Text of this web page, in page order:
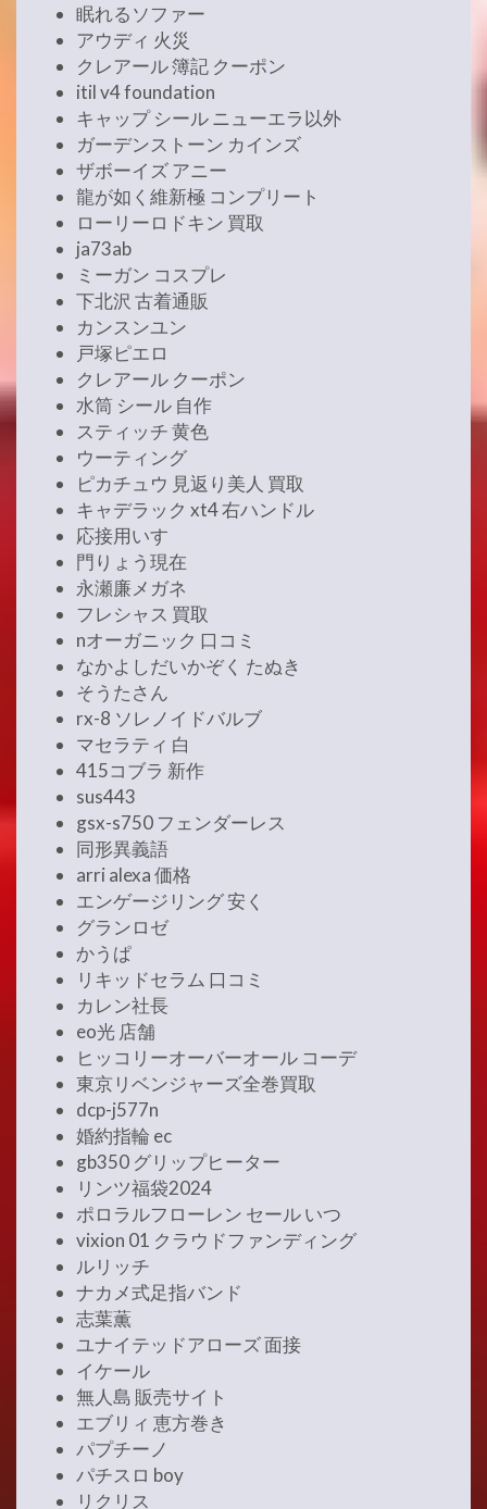
眠れるソファー
アウディ 火災
クレアール 簿記 クーポン
itil v4 foundation
キャップ シール ニューエラ以外
ガーデンストーン カインズ
ザボーイズ アニー
龍が如く維新極 コンプリート
ローリーロドキン 買取
ja73ab
ミーガン コスプレ
下北沢 古着通販
カンスンユン
戸塚ピエロ
クレアール クーポン
水筒 シール 自作
スティッチ 黄色
ウーティング
ピカチュウ 見返り美人 買取
キャデラック xt4 右ハンドル
応接用いす
門りょう現在
永瀬廉メガネ
フレシャス 買取
nオーガニック 口コミ
なかよしだいかぞく たぬき
そうたさん
rx-8 ソレノイドバルブ
マセラティ 白
415コブラ 新作
sus443
gsx-s750 フェンダーレス
同形異義語
arri alexa 価格
エンゲージリング 安く
グランロゼ
かうぱ
リキッドセラム 口コミ
カレン社長
eo光 店舗
ヒッコリーオーバーオール コーデ
東京リベンジャーズ全巻買取
dcp-j577n
婚約指輪 ec
gb350 グリップヒーター
リンツ福袋2024
ポロラルフローレン セール いつ
vixion 01 クラウドファンディング
ルリッチ
ナカメ式足指バンド
志葉薫
ユナイテッドアローズ 面接
イケール
無人島 販売サイト
エブリィ 恵方巻き
パプチーノ
パチスロ boy
リクリス